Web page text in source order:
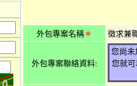
外包專案名稱＊ 徵求兼
外包專案聯絡資料:
您尚未
您就